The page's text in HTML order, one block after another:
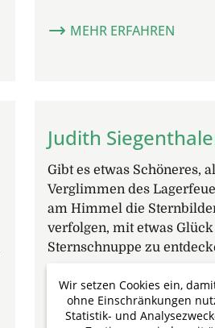
MEHR ERFAHREN
Judith
Gibt es etwas Schöneres,
Verglimmen des
am Himmel die
verfolgen, mit etwas Glück
Sternschnuppe zu
Wir setzen Cookies ein,
ohne Einschränkungen
Statistik- und